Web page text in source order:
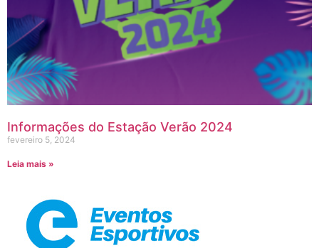
Informações do Estação Verão 2024
fevereiro 5, 2024
Leia mais »